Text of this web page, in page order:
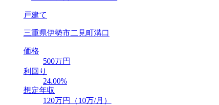
戸建て
三重県伊勢市二見町溝口
価格
500万円
利回り
24.00%
想定年収
120万円（10万/月）